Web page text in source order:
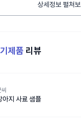
상세정보 펼쳐
제품 리뷰
아지 사료 샘플